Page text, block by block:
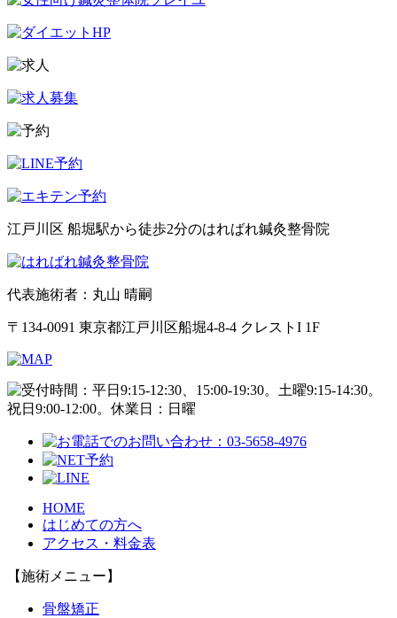
江戸川区 船堀駅から徒歩2分のはればれ鍼灸整骨院
代表施術者：丸山 晴嗣
〒134-0091 東京都江戸川区船堀4-8-4 クレストI 1F
HOME
はじめての方へ
アクセス・料金表
【施術メニュー】
骨盤矯正